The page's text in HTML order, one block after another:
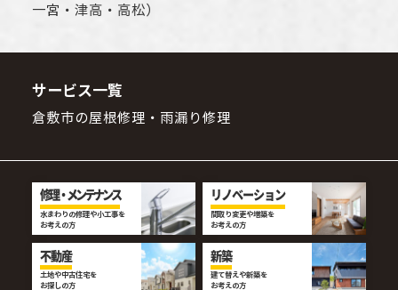
一宮・津高・高松）
サービス一覧
倉敷市の屋根修理・雨漏り修理
修理・メンテナンス
水まわりの修理や小工事を
お考えの方
リノベーション
間取り変更や増築を
お考えの方
不動産
土地や中古住宅を
お探しの方
新築
建て替えや新築を
お考えの方